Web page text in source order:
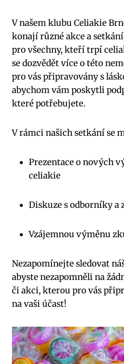
V našem klubu Celiakie
konají různé akce a
pro všechny, kteří trpí
se dozvědět více o této
pro vás připravovány s
abychom vám poskytli
které potřebujete.
V rámci našich setkání se
Prezentace o nových
celiakie
Diskuze s odborníky a
Vzájemnou výměnu
Nezapomínejte sledovat
abyste nezapomněli na
či akci, kterou pro vás
na vaši účast!